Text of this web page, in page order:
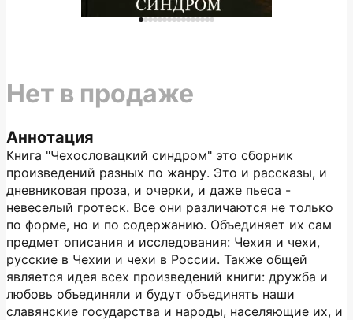
Аннотация
Книга "Чехословацкий синдром" это сборник
произведений разных по жанру. Это и рассказы, и
дневниковая проза, и очерки, и даже пьеса -
невеселый гротеск. Все они различаются не только
по форме, но и по содержанию. Объединяет их сам
предмет описания и исследования: Чехия и чехи,
русские в Чехии и чехи в России. Также общей
является идея всех произведений книги: дружба и
любовь объединяли и будут объединять наши
славянские государства и народы, населяющие их, и
Нет в продаже